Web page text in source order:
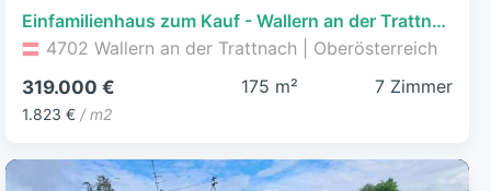
Einfamilienhaus zum Kauf - Wallern an der Trattnach - 319.000 € - 7 Zimmer, 175 m², 1.086 m² Grundstück
4702 Wallern an der Trattnach | Oberösterreich
319.000 €
1.823 € / m2
175 m² 7 Zimmer